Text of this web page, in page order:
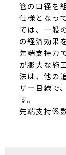
管の口径を
仕様となっ
ては、一般
の経済効果
先端支持力
が膨大な施
法は、他の
ザー目線で
す。
先端支持